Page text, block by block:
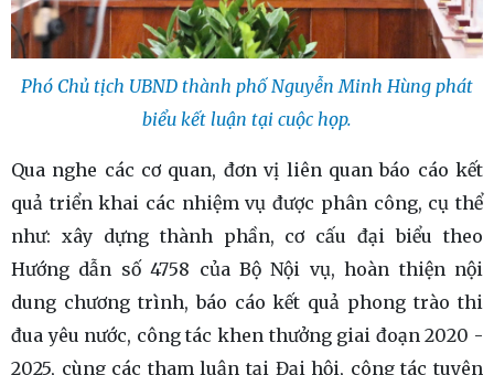
Phó Chủ tịch UBND thành phố Nguyễn Minh Hùng phát
biểu kết luận tại cuộc họp.
Qua nghe các cơ quan, đơn vị liên quan báo cáo kết
quả triển khai các nhiệm vụ được phân công, cụ thể
như: xây dựng thành phần, cơ cấu đại biểu theo
Hướng dẫn số 4758 của Bộ Nội vụ, hoàn thiện nội
dung chương trình, báo cáo kết quả phong trào thi
đua yêu nước, công tác khen thưởng giai đoạn 2020 -
2025, cùng các tham luận tại Đại hội, công tác tuyên